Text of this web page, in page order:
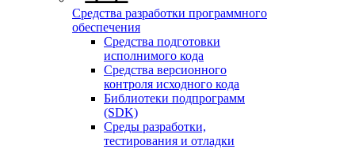
Средства разработки программного
обеспечения
Средства подготовки
исполнимого кода
Средства версионного
контроля исходного кода
Библиотеки подпрограмм
(SDK)
Среды разработки,
тестирования и отладки